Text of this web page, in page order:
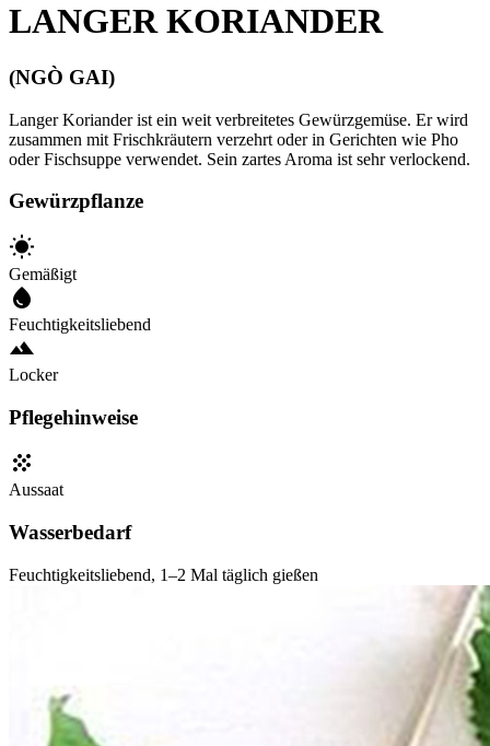
LANGER KORIANDER
(NGÒ GAI)
Langer Koriander ist ein weit verbreitetes Gewürzgemüse. Er wird
zusammen mit Frischkräutern verzehrt oder in Gerichten wie Pho
oder Fischsuppe verwendet. Sein zartes Aroma ist sehr verlockend.
Gewürzpflanze
Gemäßigt
Feuchtigkeitsliebend
Locker
Pflegehinweise
Aussaat
Wasserbedarf
Feuchtigkeitsliebend, 1–2 Mal täglich gießen